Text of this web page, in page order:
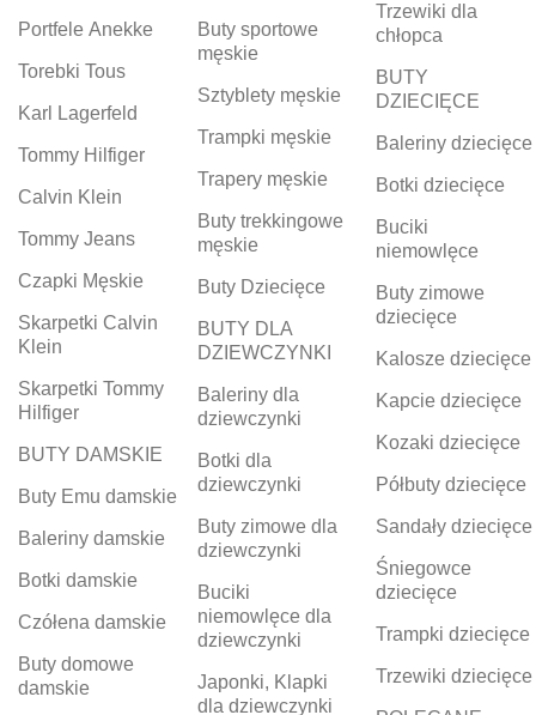
Portfele Anekke
Torebki Tous
Karl Lagerfeld
Tommy Hilfiger
Calvin Klein
Tommy Jeans
Czapki Męskie
Skarpetki Calvin
Klein
Skarpetki Tommy
Hilfiger
BUTY DAMSKIE
Buty Emu damskie
Baleriny damskie
Botki damskie
Czółena damskie
Buty domowe
damskie
Buty sportowe
męskie
Sztyblety męskie
Trampki męskie
Trapery męskie
Buty trekkingowe
męskie
Buty Dziecięce
BUTY DLA
DZIEWCZYNKI
Baleriny dla
dziewczynki
Botki dla
dziewczynki
Buty zimowe dla
dziewczynki
Buciki
niemowlęce dla
dziewczynki
Japonki, Klapki
dla dziewczynki
Trzewiki dla
chłopca
BUTY
DZIECIĘCE
Baleriny dziecięce
Botki dziecięce
Buciki
niemowlęce
Buty zimowe
dziecięce
Kalosze dziecięce
Kapcie dziecięce
Kozaki dziecięce
Półbuty dziecięce
Sandały dziecięce
Śniegowce
dziecięce
Trampki dziecięce
Trzewiki dziecięce